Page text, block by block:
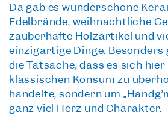
Da gab eswunderschöne
Edelbrände, weihnachtliche
zauberhafte Holzartikel und
einzigartige Dinge. Besonders
die Tatsache, dass es sich
klassischen Konsum zu
handelte, sondern um
ganz viel Herz und Charakter.